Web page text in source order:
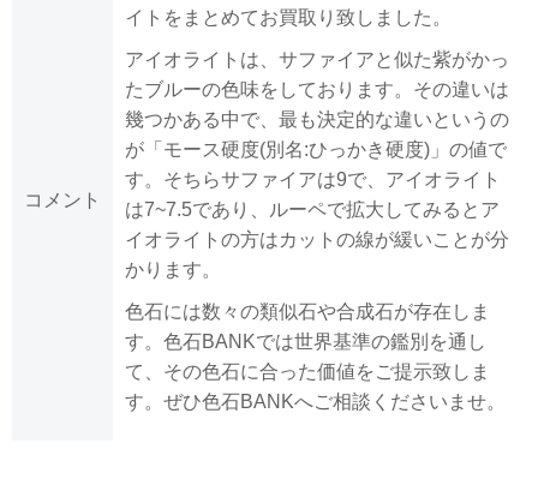
コメント
イトをまとめてお買取り致しました。
アイオライトは、サファイアと似た紫がかっ
たブルーの色味をしております。その違いは
幾つかある中で、最も決定的な違いというの
が「モース硬度(別名:ひっかき硬度)」の値で
す。そちらサファイアは9で、アイオライト
は7~7.5であり、ルーペで拡大してみるとア
イオライトの方はカットの線が緩いことが分
かります。
色石には数々の類似石や合成石が存在しま
す。色石BANKでは世界基準の鑑別を通し
て、その色石に合った価値をご提示致しま
す。ぜひ色石BANKへご相談くださいませ。